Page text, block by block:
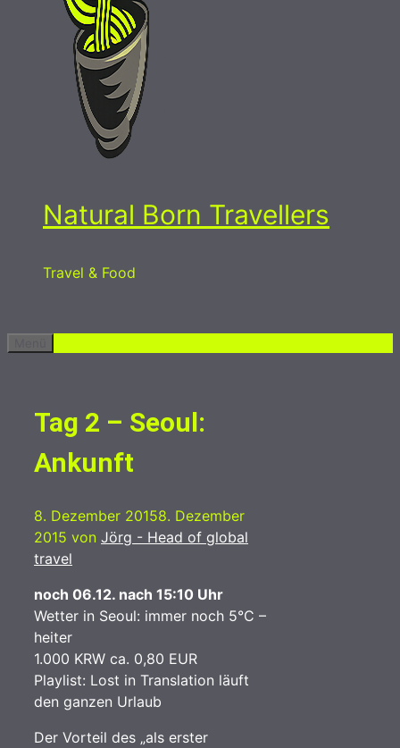
Natural Born Travellers
Travel & Food
Tag 2 – Seoul:
Ankunft
8. Dezember 20158. Dezember
2015 von Jörg - Head of global
travel
noch 06.12. nach 15:10 Uhr
Wetter in Seoul: immer noch 5°C –
heiter
1.000 KRW ca. 0,80 EUR
Playlist: Lost in Translation läuft
den ganzen Urlaub
Der Vorteil des „als erster